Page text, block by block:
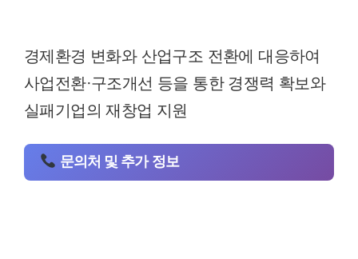
경제환경 변화와 산업구조 전환에 대응하여
사업전환·구조개선 등을 통한 경쟁력 확보와
실패기업의 재창업 지원
문의처 및 추가 정보